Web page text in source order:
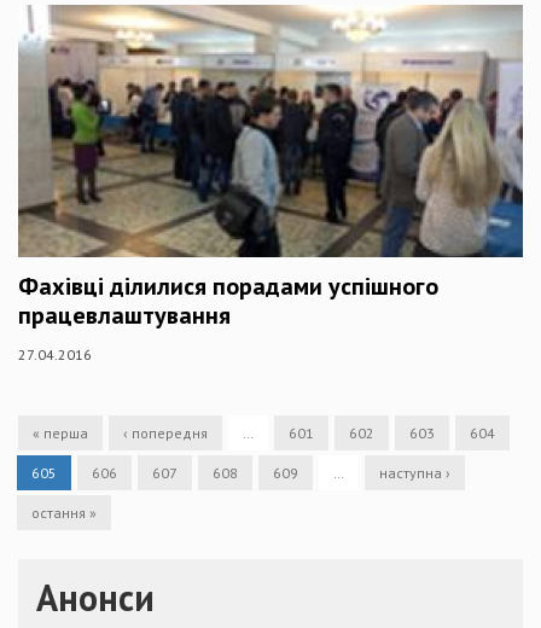
Фахівці ділилися порадами успішного
працевлаштування
27.04.2016
« перша ‹ попередня 601 602 603 604
605 606 607 608 609 наступна ›
остання »
Анонси